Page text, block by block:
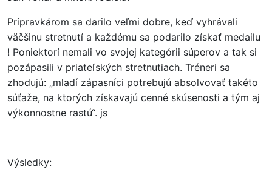
Prípravkárom sa darilo veľmi dobre, keď vyhrávali
väčšinu stretnutí a každému sa podarilo získať medailu
! Poniektorí nemali vo svojej kategórii súperov a tak si
pozápasili v priateľských stretnutiach. Tréneri sa
zhodujú: „mladí zápasníci potrebujú absolvovať takéto
súťaže, na ktorých získavajú cenné skúsenosti a tým aj
výkonnostne rastú“. js
Výsledky: